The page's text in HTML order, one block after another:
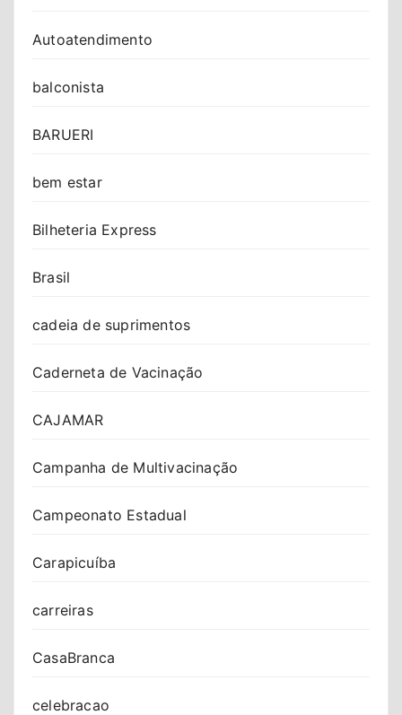
Autoatendimento
balconista
BARUERI
bem estar
Bilheteria Express
Brasil
cadeia de suprimentos
Caderneta de Vacinação
CAJAMAR
Campanha de Multivacinação
Campeonato Estadual
Carapicuíba
carreiras
CasaBranca
celebracao